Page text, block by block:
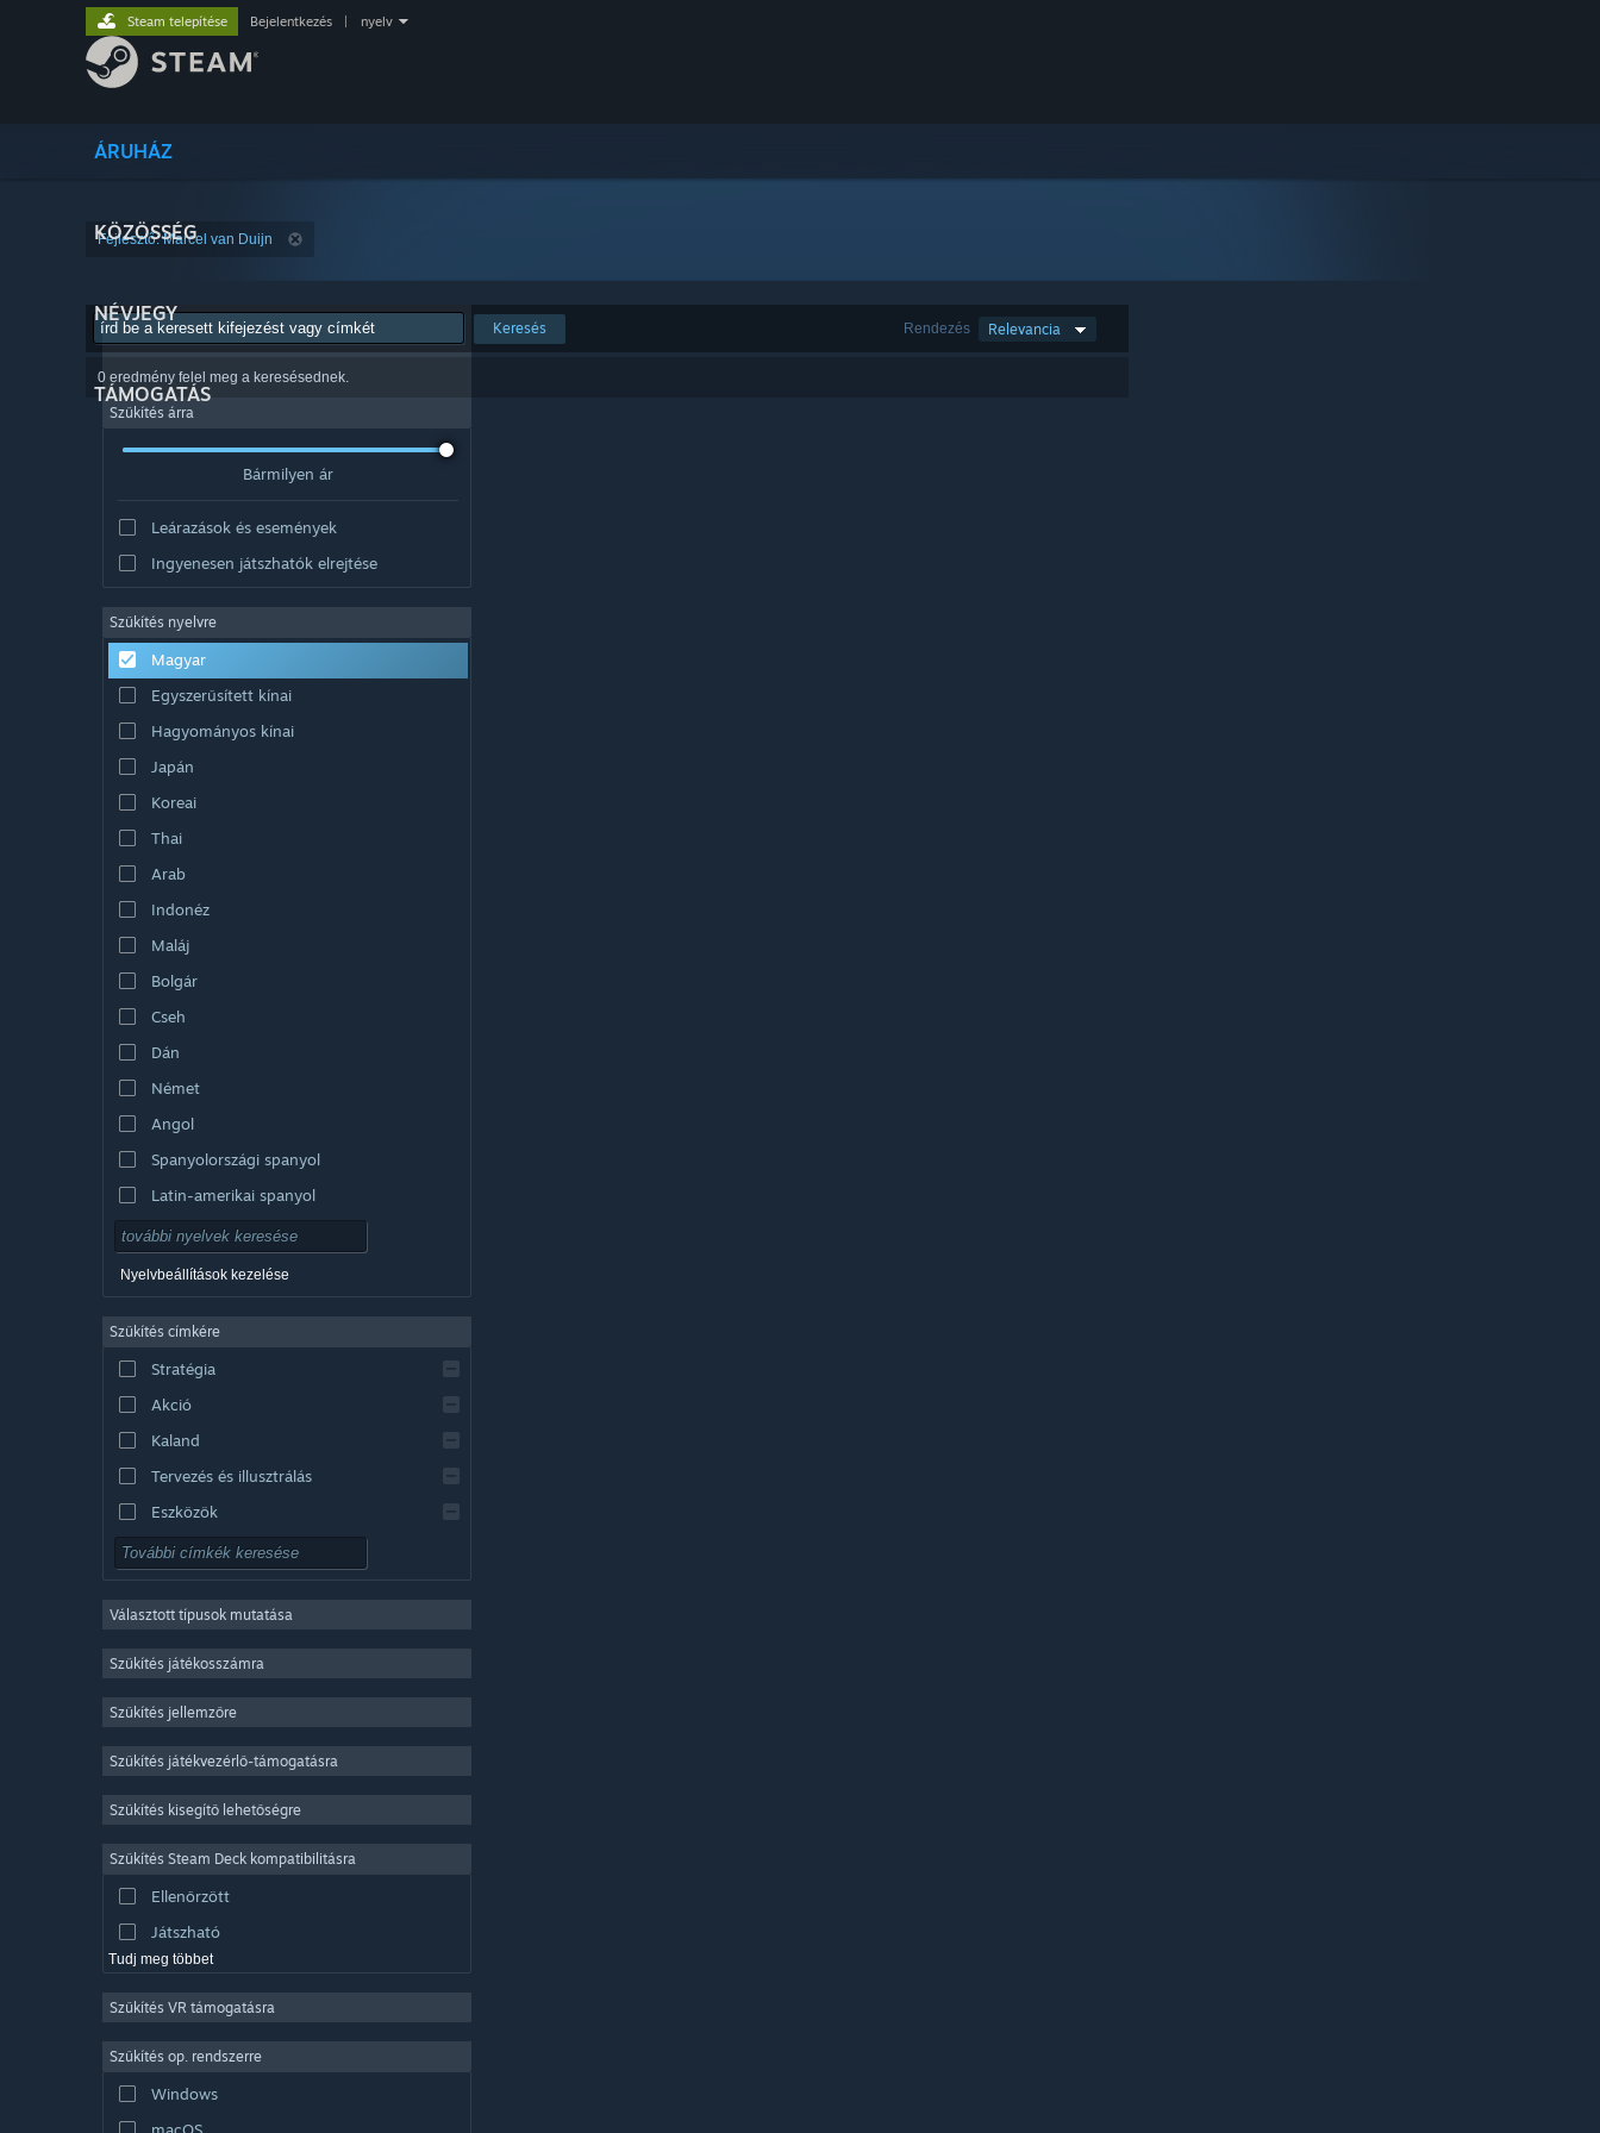
ÁRUHÁZ
KÖZÖSSÉG
NÉVJEGY
TÁMOGATÁS
Steam telepítése Bejelentkezés nyelv
Fejlesztő: Marcel van Duijn
Rendezés Relevancia
Keresés
0 eredmény felel meg a keresésednek.
Szűkítés árra
Bármilyen ár
Leárazások és események
Ingyenesen játszhatók elrejtése
Szűkítés nyelvre
Magyar
Egyszerűsített kínai
Hagyományos kínai
Japán
Koreai
Thai
Arab
Indonéz
Maláj
Bolgár
Cseh
Dán
Német
Angol
Spanyolországi spanyol
Latin-amerikai spanyol
Nyelvbeállítások kezelése
Szűkítés címkére
Stratégia
Akció
Kaland
Tervezés és illusztrálás
Eszközök
Ingyenesen játszható
Sokszereplős többjátékos
Indie
Könnyed
Szimuláció
Videószerkesztés
Fényképszerkesztés
Választott típusok mutatása
Szűkítés játékosszámra
Szűkítés jellemzőre
Szűkítés játékvezérlő-támogatásra
Szűkítés kisegítő lehetőségre
Szűkítés Steam Deck kompatibilitásra
Ellenőrzött
Játszható
Tudj meg többet
Szűkítés VR támogatásra
Szűkítés op. rendszerre
Windows